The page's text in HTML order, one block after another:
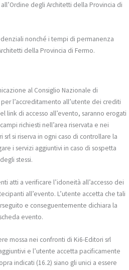
degli Architetti della Provincia di
nonché i tempi di permanenza
della Provincia di Fermo.
al Consiglio Nazionale di
l’accreditamento all’utente dei crediti
link di accesso all’evento, saranno erogati
richiesti nell’area riservata e nei
si riserva in ogni caso di controllare la
i servizi aggiuntivi in caso di sospetta
stessi.
atti a verificare l’idoneità all’accesso dei
all’evento. L’utente accetta che tali
e conseguentemente dichiara la
evento.
mossa nei confronti di Ki6-Editori srl
e l’utente accetta pacificamente
indicati (16.2) siano gli unici a essere